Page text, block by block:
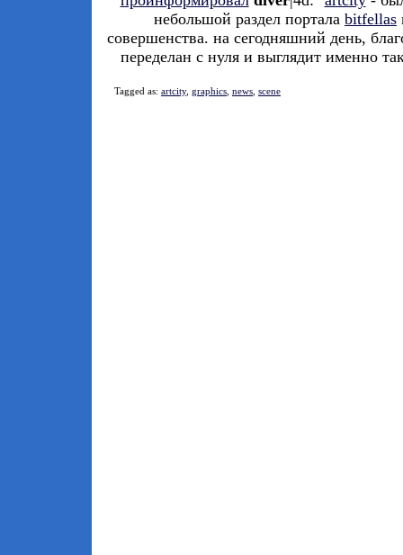
небольшой раздел портала bitfellas
совершенства. на сегодняшний день,
переделан с нуля и выглядит именно
Tagged as: artcity, graphics news scene